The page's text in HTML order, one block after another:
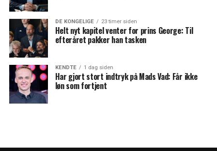
DE KONGELIGE 23 timer siden
Helt nyt kapitel venter for prins George: Til
efteråret pakker han tasken
KENDTE 1 dag siden
Har gjort stort indtryk på Mads Vad: Får ikke
løn som fortjent